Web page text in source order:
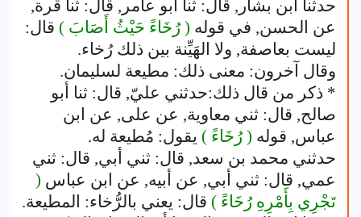
حدثنا ابن بشار, قال: ثنا أبو عامر, قال: ثنا قرة,
عن الحسن, في قوله ( رُخَاءً حَيْثُ أَصَابَ ) قال:
ليست بعاصفة, ولا الهَيِّنة بين ذلك رُخاء.
وقال آخرون: معنى ذلك: مطيعة لسليمان.
* ذكر من قال ذلك:حدثني عليّ, قال: ثنا أبو
صالح, قال: ثني معاوية, عن على, عن ابن
عباس, قوله ( رُخَاءً ) يقول: مُطيعة له.
حدثني محمد بن سعد, قال: ثني أبي, قال: ثني
عمي, قال: ثني أبي, عن أبيه, عن ابن عباس (
تَجْرِي بِأَمْرِهِ رُخَاءً ) قال: يعني بالرُّخاء: المطيعة.